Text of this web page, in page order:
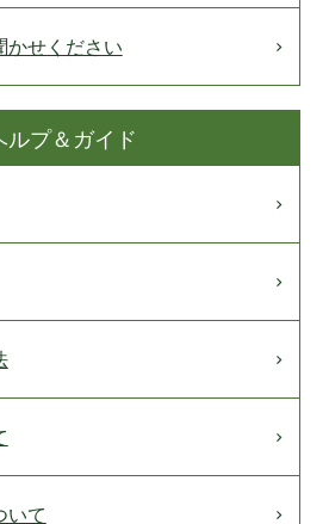
かせください
ルプ＆ガイド
いて